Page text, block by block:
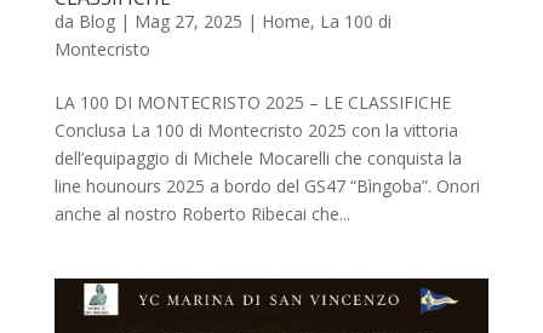
da Blog| Mag 27, 2025 | Home, La 100 di
Montecristo
LA 100 DI MONTECRISTO 2025 – LE CLASSIFICHE
Conclusa La 100 di Montecristo 2025 con la vittoria
dell’equipaggio di Michele Mocarelli che conquista la
line hounours 2025 a bordo del GS47 “Bìngoba”. Onori
anche al nostro Roberto Ribecai che...